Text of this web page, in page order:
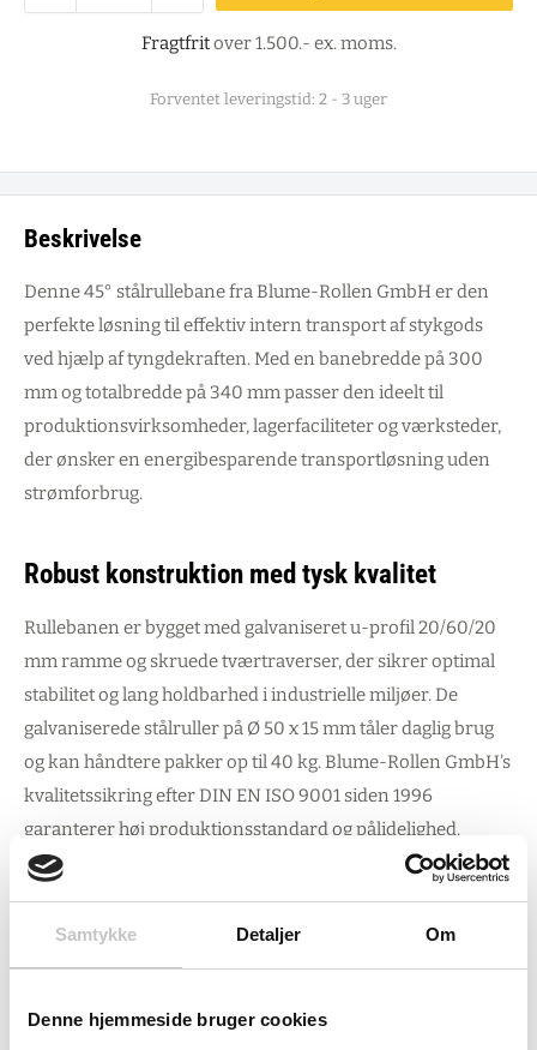
Samtykke Detaljer Om
Denne hjemmeside bruger cookies
Fragtfritover 1.500.- ex. moms.
Forventet leveringstid: 2 - 3 uger
Beskrivelse
Denne 45° stålrullebane fra Blume-Rollen GmbH er den
perfekte løsning til effektiv intern transport af stykgods
ved hjælp af tyngdekraften. Med en banebredde på 300
mm og totalbredde på 340 mm passer den ideelt til
produktionsvirksomheder, lagerfaciliteter og værksteder,
der ønsker en energibesparende transportløsning uden
strømforbrug.
Robust konstruktion med tysk kvalitet
Rullebanen er bygget med galvaniseret u-profil 20/60/20
mm ramme og skruede tværtraverser, der sikrer optimal
stabilitet og lang holdbarhed i industrielle miljøer. De
galvaniserede stålruller på Ø 50 x 15 mm tåler daglig brug
og kan håndtere pakker op til 40 kg. Blume-Rollen GmbH's
kvalitetssikring efter DIN EN ISO 9001 siden 1996
garanterer høj produktionsstandard og pålidelighed.
Fleksibilitet og praktisk anvendelse
Den indvendige radius på 800 mm kombineret med 45°
Konstruktionen tillader gods bredere end rullebanen selv,